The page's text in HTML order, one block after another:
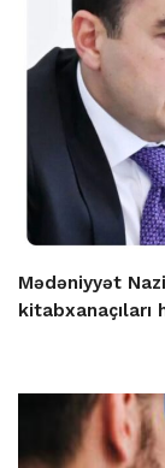
Mədəniyyət
kitabxanaçıları